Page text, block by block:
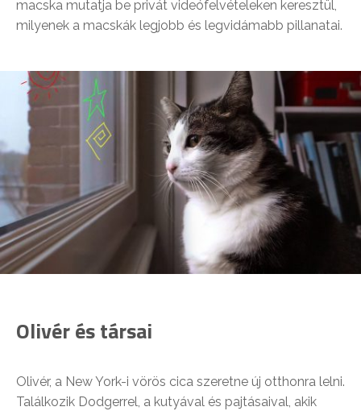
macska mutatja be privát videófelvételeken keresztül,
milyenek a macskák legjobb és legvidámabb pillanatai.
Olivér és társai
Olivér, a New York-i vörös cica szeretne új otthonra lelni.
Találkozik Dodgerrel, a kutyával és pajtásaival, akik